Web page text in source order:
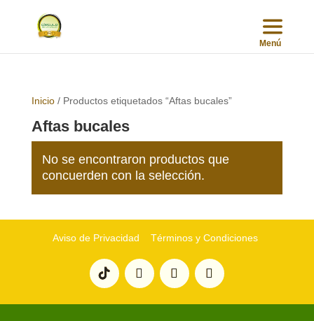
Inicio/ Productos etiquetados “Aftas bucales”
Aftas bucales
No se encontraron productos que
concuerden con la selección.
Aviso de Privacidad Términos y Condiciones